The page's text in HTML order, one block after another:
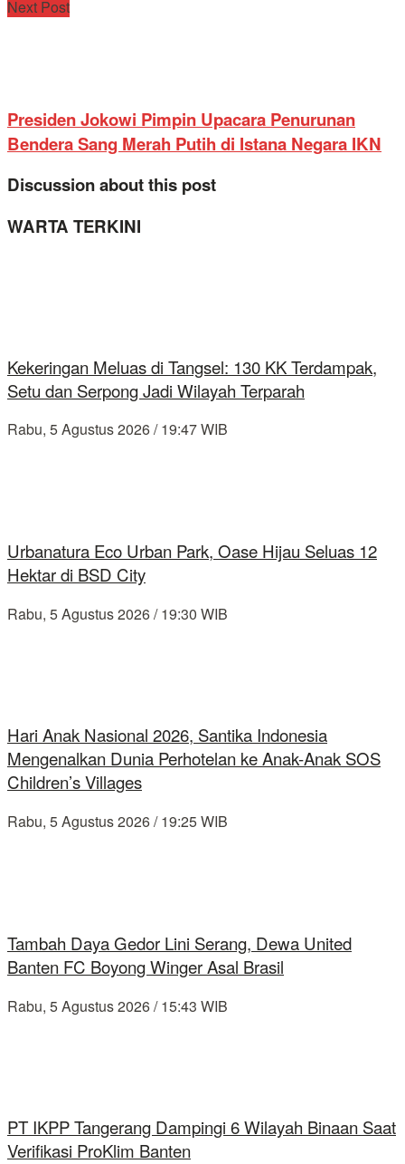
Next Post
Presiden Jokowi Pimpin Upacara Penurunan
Bendera Sang Merah Putih di Istana Negara IKN
Discussion about this post
WARTA TERKINI
Kekeringan Meluas di Tangsel: 130 KK Terdampak,
Setu dan Serpong Jadi Wilayah Terparah
Rabu, 5 Agustus 2026 / 19:47 WIB
Urbanatura Eco Urban Park, Oase Hijau Seluas 12
Hektar di BSD City
Rabu, 5 Agustus 2026 / 19:30 WIB
Hari Anak Nasional 2026, Santika Indonesia
Mengenalkan Dunia Perhotelan ke Anak-Anak SOS
Children’s Villages
Rabu, 5 Agustus 2026 / 19:25 WIB
Tambah Daya Gedor Lini Serang, Dewa United
Banten FC Boyong Winger Asal Brasil
Rabu, 5 Agustus 2026 / 15:43 WIB
PT IKPP Tangerang Dampingi 6 Wilayah Binaan Saat
Verifikasi ProKlim Banten